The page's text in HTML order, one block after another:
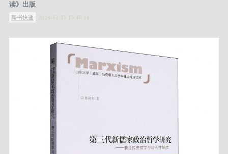
读》出版
新书快递 2024-12-15 15:40:16